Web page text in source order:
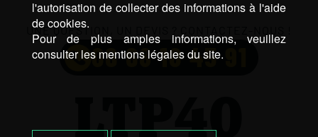
UNE QUESTION, UN DEVIS ? CONTACTEZ-NOUS !
06 68 10 45 91
l'autorisation de collecter des informations à l'aide
de cookies.
Pour de plus amples informations, veuillez
consulter les mentions légales du site.